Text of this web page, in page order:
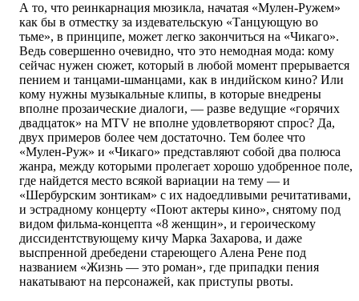
А то, что реинкарнация мюзикла, начатая «Мулен-Ружем»
как бы в отместку за издевательскую «Танцующую во
тьме», в принципе, может легко закончиться на «Чикаго».
Ведь совершенно очевидно, что это немодная мода: кому
сейчас нужен сюжет, который в любой момент прерывается
пением и танцами-шманцами, как в индийском кино? Или
кому нужны музыкальные клипы, в которые внедрены
вполне прозаические диалоги, — разве ведущие «горячих
двадцаток» на MTV не вполне удовлетворяют спрос? Да,
двух примеров более чем достаточно. Тем более что
«Мулен-Руж» и «Чикаго» представляют собой два полюса
жанра, между которыми пролегает хорошо удобренное поле,
где найдется место всякой вариации на тему — и
«Шербурским зонтикам» с их надоедливыми речитативами,
и эстрадному концерту «Поют актеры кино», снятому под
видом фильма-концепта «8 женщин», и героическому
диссидентствующему кичу Марка Захарова, и даже
выспренной дребедени стареющего Алена Рене под
названием «Жизнь — это роман», где припадки пения
накатывают на персонажей, как приступы рвоты.